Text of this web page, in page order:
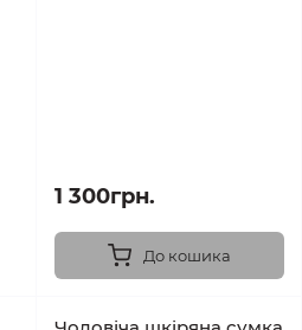
1 300грн.
До кошика